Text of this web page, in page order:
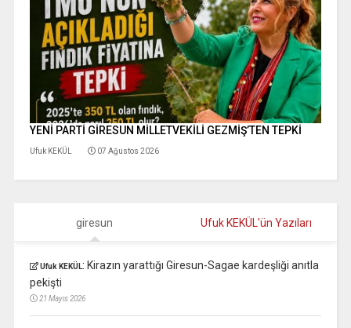
YENİ PARTİ GİRESUN MİLLETVEKİLİ GEZMİŞ’TEN TEPKİ
Ufuk KEKÜL 07 Ağustos 2026
giresun Ufuk KEKÜL'ün Yazıları
Ufuk KEKÜL: Kirazın yarattığı Giresun-Sagae kardeşliği anıtla
pekişti
21 Mayıs 2026